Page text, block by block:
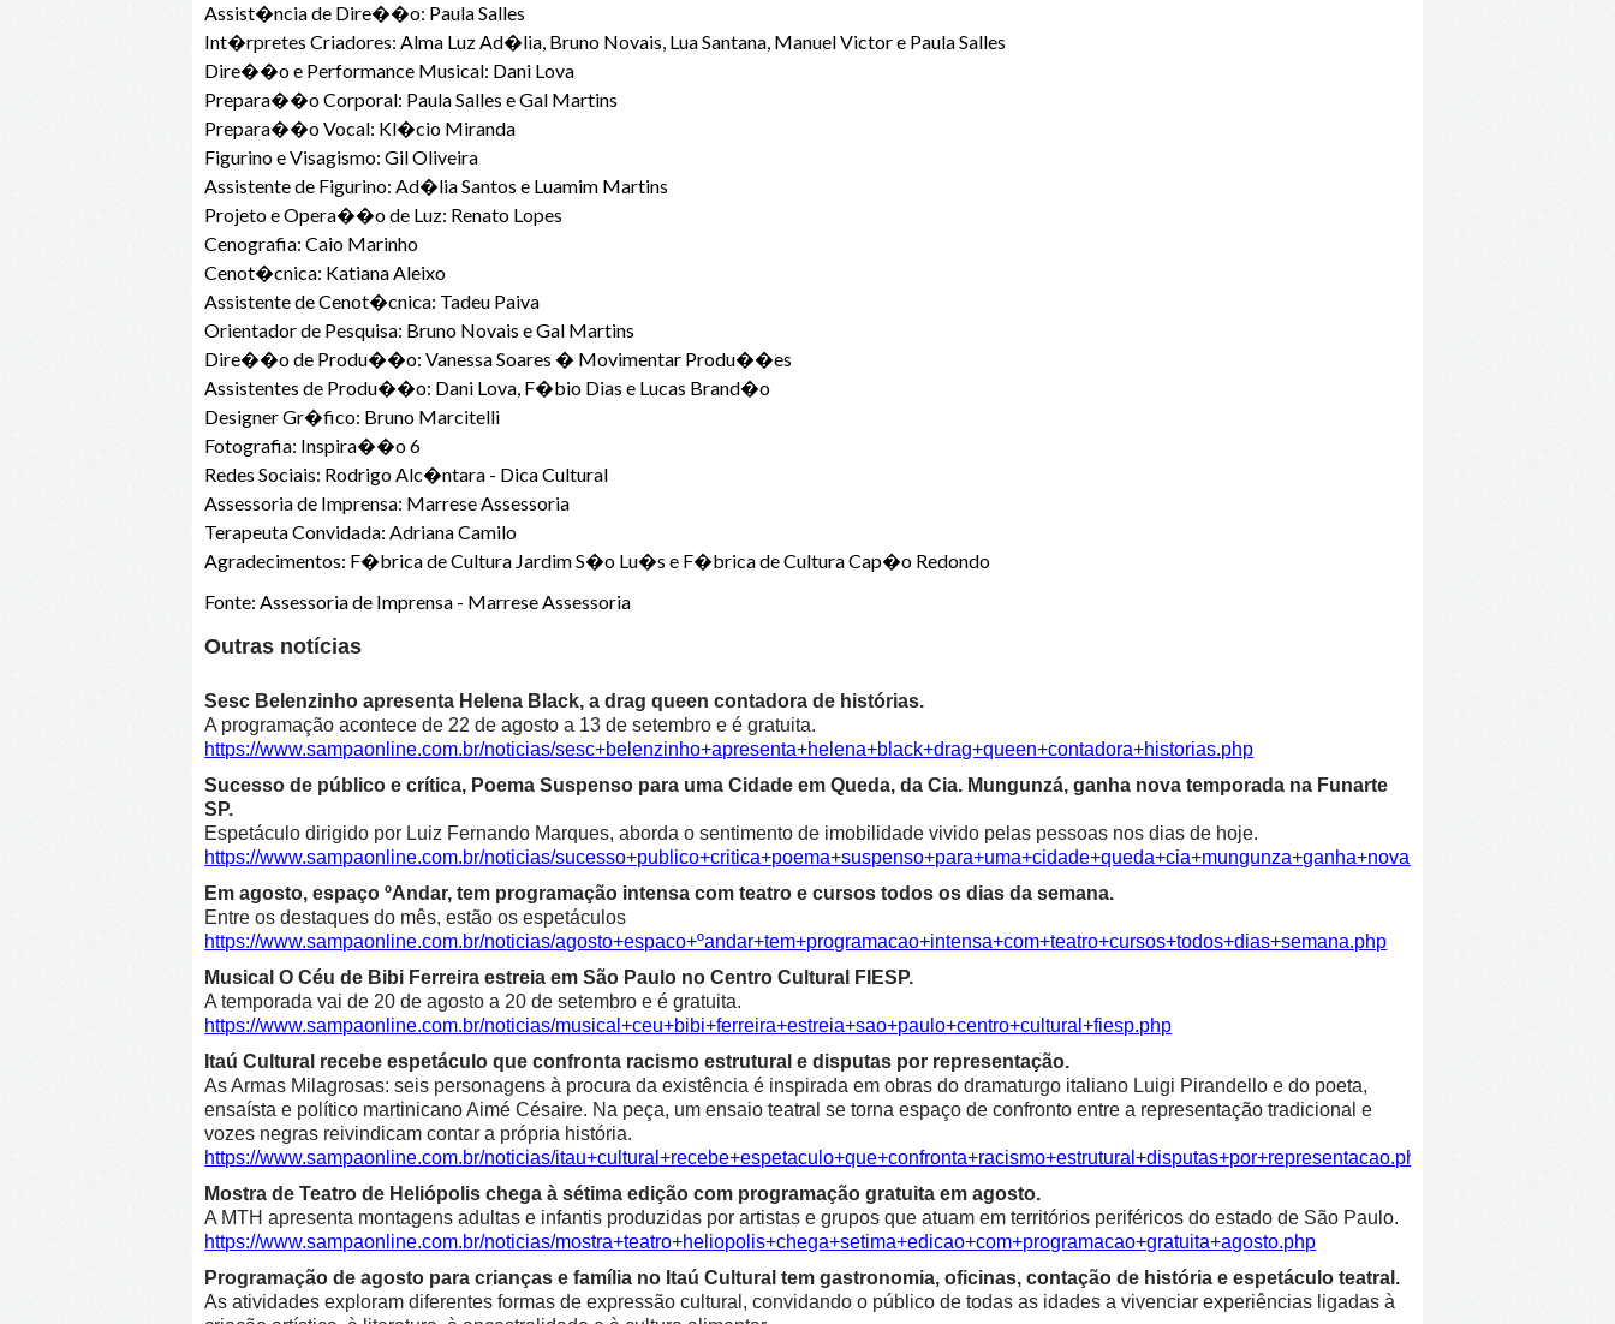
Assist�ncia de Dire��o: Paula Salles
Int�rpretes Criadores: Alma Luz Ad�lia, Bruno Novais, Lua Santana, Manuel Victor e Paula Salles
Dire��o e Performance Musical: Dani Lova
Prepara��o Corporal: Paula Salles e Gal Martins
Prepara��o Vocal: Kl�cio Miranda
Figurino e Visagismo: Gil Oliveira
Assistente de Figurino: Ad�lia Santos e Luamim Martins
Projeto e Opera��o de Luz: Renato Lopes
Cenografia: Caio Marinho
Cenot�cnica: Katiana Aleixo
Assistente de Cenot�cnica: Tadeu Paiva
Orientador de Pesquisa: Bruno Novais e Gal Martins
Dire��o de Produ��o: Vanessa Soares � Movimentar Produ��es
Assistentes de Produ��o: Dani Lova, F�bio Dias e Lucas Brand�o
Designer Gr�fico: Bruno Marcitelli
Fotografia: Inspira��o 6
Redes Sociais: Rodrigo Alc�ntara - Dica Cultural
Assessoria de Imprensa: Marrese Assessoria
Terapeuta Convidada: Adriana Camilo
Agradecimentos: F�brica de Cultura Jardim S�o Lu�s e F�brica de Cultura Cap�o Redondo
Fonte: Assessoria de Imprensa - Marrese Assessoria
Outras notícias
Sesc Belenzinho apresenta Helena Black, a drag queen contadora de histórias.
A programação acontece de 22 de agosto a 13 de setembro e é gratuita.
https://www.sampaonline.com.br/noticias/sesc+belenzinho+apresenta+helena+black+drag+queen+contadora+historias.php
Sucesso de público e crítica, Poema Suspenso para uma Cidade em Queda, da Cia. Mungunzá, ganha nova temporada na Funarte
SP.
Espetáculo dirigido por Luiz Fernando Marques, aborda o sentimento de imobilidade vivido pelas pessoas nos dias de hoje.
https://www.sampaonline.com.br/noticias/
Em agosto, espaço ºAndar, tem programação intensa com teatro e cursos todos os dias da semana.
Entre os destaques do mês, estão os espetáculos
https://www.sampaonline.com.br/noticias/agosto+espaco+ºandar+tem+programacao+intensa+com+teatro+cursos+todos+dias+semana.php
Musical O Céu de Bibi Ferreira estreia em São Paulo no Centro Cultural FIESP.
A temporada vai de 20 de agosto a 20 de setembro e é gratuita.
https://www.sampaonline.com.br/noticias/musical+ceu+bibi+ferreira+estreia+sao+paulo+centro+cultural+fiesp.php
Itaú Cultural recebe espetáculo que confronta racismo estrutural e disputas por representação.
As Armas Milagrosas: seis personagens à procura da existência é inspirada em obras do dramaturgo italiano Luigi Pirandello e do poeta,
ensaísta e político martinicano Aimé Césaire. Na peça, um ensaio teatral se torna espaço de confronto entre a representação tradicional e
vozes negras reivindicam contar a própria história.
https://www.sampaonline.com.br/noticias/itau+cultural+recebe+espetaculo+que+confronta+racismo+estrutural+disputas+por+representacao.php
Mostra de Teatro de Heliópolis chega à sétima edição com programação gratuita em agosto.
A MTH apresenta montagens adultas e infantis produzidas por artistas e grupos que atuam em territórios periféricos do estado de São Paulo.
https://www.sampaonline.com.br/noticias/mostra+teatro+heliopolis+chega+setima+edicao+com+programacao+gratuita+agosto.php
Programação de agosto para crianças e família no Itaú Cultural tem gastronomia, oficinas, contação de história e espetáculo teatral.
As atividades exploram diferentes formas de expressão cultural, convidando o público de todas as idades a vivenciar experiências ligadas à